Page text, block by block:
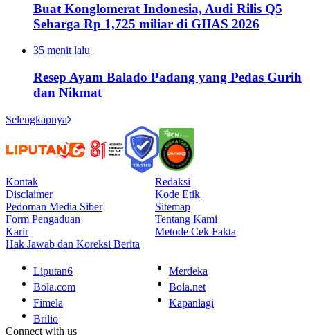
Buat Konglomerat Indonesia, Audi Rilis Q5
Seharga Rp 1,725 miliar di GIIAS 2026
35 menit lalu
Resep Ayam Balado Padang yang Pedas Gurih
dan Nikmat
Selengkapnya
Kontak
Redaksi
Disclaimer
Kode Etik
Pedoman Media Siber
Sitemap
Form Pengaduan
Tentang Kami
Karir
Metode Cek Fakta
Hak Jawab dan Koreksi Berita
Liputan6
Merdeka
Bola.com
Bola.net
Fimela
Kapanlagi
Brilio
Connect with us